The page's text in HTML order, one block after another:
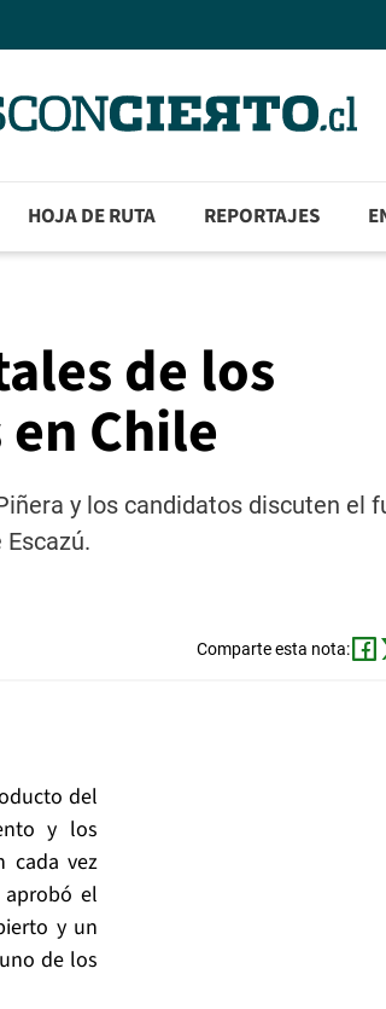
HOJA DE RUTA REPORTAJES
de los
Chile
y los candidatos discuten el
Comparte esta nota:
del
y los
cada vez
el
y un
de los